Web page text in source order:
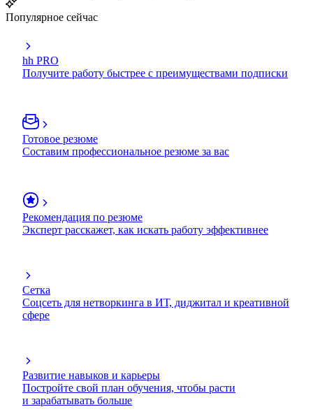
Популярное сейчас
hh PRO
Получите работу быстрее с преимуществами подписки
Готовое резюме
Составим профессиональное резюме за вас
Рекомендация по резюме
Эксперт расскажет, как искать работу эффективнее
Сетка
Соцсеть для нетворкинга в ИТ, диджитал и креативной
сфере
Развитие навыков и карьеры
Постройте свой план обучения, чтобы расти
и зарабатывать больше